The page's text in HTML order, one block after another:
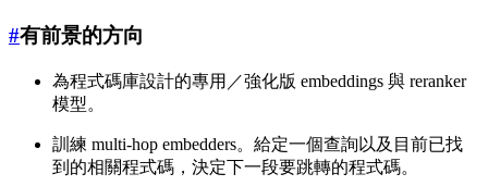
#有前景的方向
為程式碼庫設計的專用／強化版 embeddings 與 reranker
模型。
訓練 multi-hop embedders。給定一個查詢以及目前已找
到的相關程式碼，決定下一段要跳轉的程式碼。